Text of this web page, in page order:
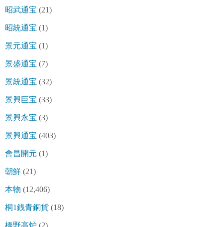
昭武通宝 (21)
昭統通宝 (1)
景元通宝 (1)
景盛通宝 (7)
景統通宝 (32)
景興巨宝 (33)
景興永宝 (3)
景興通宝 (403)
會昌開元 (1)
朝鮮 (21)
本物 (12,406)
桐1銭青銅貨 (18)
橋野高炉 (2)